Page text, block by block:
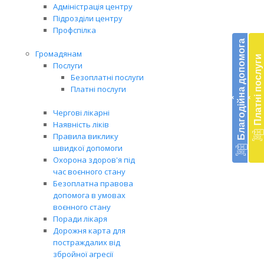
Адміністрація центру
Підрозділи центру
Профспілка
Громадянам
Послуги
Безоплатні послуги
Платні послуги
Чергові лікарні
Наявність ліків
Правила виклику
швидкої допомоги
Охорона здоров'я під
час воєнного стану
Безоплатна правова
допомога в умовах
воєнного стану
Поради лікаря
Дорожня карта для
постраждалих від
збройної агресії
‹ Благодійна допомога ‹ Платні послуги